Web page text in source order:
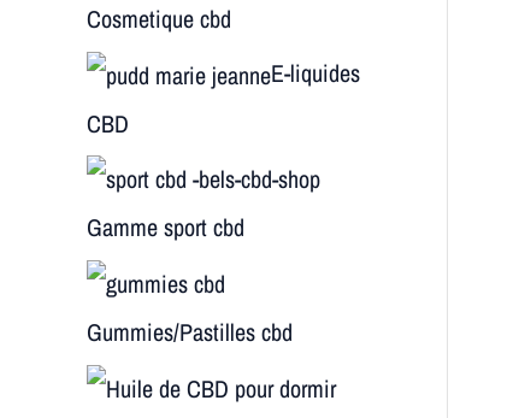
Cosmetique cbd
E-liquides
CBD
Gamme sport cbd
Gummies/Pastilles cbd